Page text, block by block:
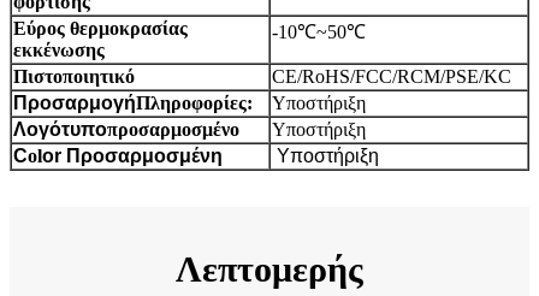
Εύρος θερμοκρασίας
εκκένωσης
-10℃~50℃
Πιστοποιητικό
CE/RoHS/FCC/RCM/PSE/KC
ΠροσαρμογήΠληροφορίες:
Υποστήριξη
Λογότυποπροσαρμοσμένο
Υποστήριξη
Color Προσαρμοσμένη Υποστήριξη
Λεπτομερής